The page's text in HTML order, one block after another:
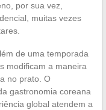
por sua vez,
muitas vezes
de uma temporada
modificam a maneira
no prato. O
gastronomia coreana
global atendem a